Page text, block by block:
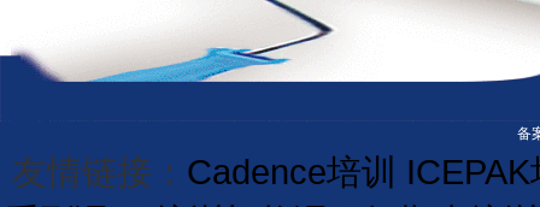
备
友情链接： Cadence培训